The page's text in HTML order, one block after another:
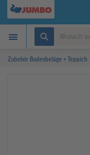
Zubehör Bodenbeläge + Teppich